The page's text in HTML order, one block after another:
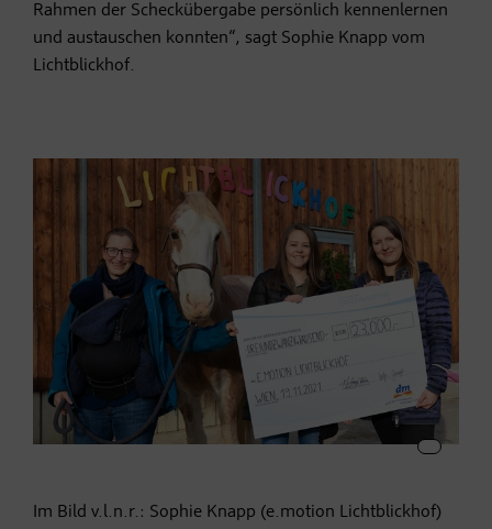
Rahmen der Scheckübergabe persönlich kennenlernen
und austauschen konnten“, sagt Sophie Knapp vom
Lichtblickhof.
Im Bild v.l.n.r.: Sophie Knapp (e.motion Lichtblickhof)